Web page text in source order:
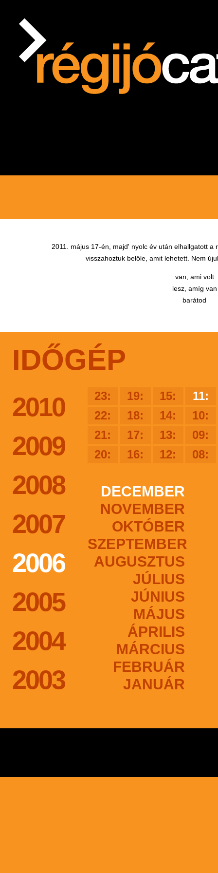
2011. május 17-én, majd' nyolc év után elhallgatott
visszahoztuk belőle, amit lehetett. Nem
van, ami volt
lesz, amíg van
barátod
IDŐGÉP
2010
2009
2008
2007
2006
2005
2004
2003
23: 19: 15:
11:
22:
18: 14:
10:
21:
17: 13:
09:
20:
16: 12: 08:
DECEMBER
NOVEMBER
OKTÓBER
SZEPTEMBER
AUGUSZTUS
JÚLIUS
JÚNIUS
MÁJUS
ÁPRILIS
MÁRCIUS
FEBRUÁR
JANUÁR